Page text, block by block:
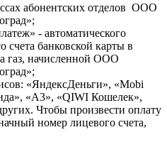
абонентских отделов ООО
- автоматического
счета банковской карты в
газ, начисленной ООО
«ЯндексДеньги», «Mobi
«A3», «QIWI Кошелек»,
Чтобы произвести оплату
номер лицевого счета,